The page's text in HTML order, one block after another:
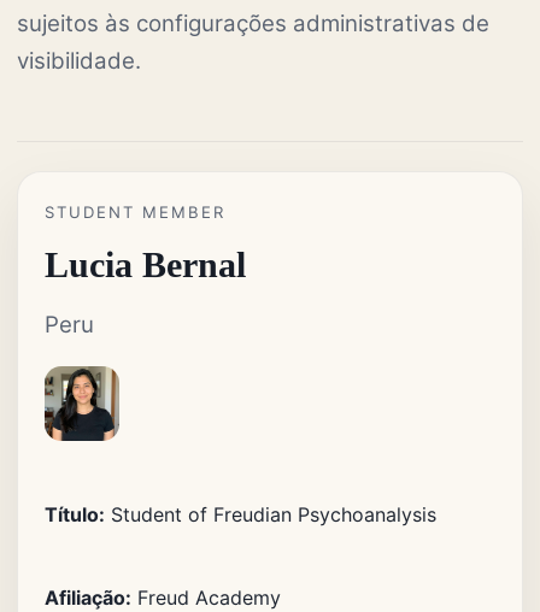
sujeitos às configurações administrativas de
visibilidade.
STUDENT MEMBER
Lucia Bernal
Peru
Título: Student of Freudian Psychoanalysis
Afiliação: Freud Academy